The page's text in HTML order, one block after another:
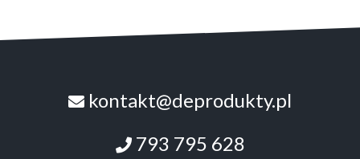
kontakt@deprodukty.pl
793 795 628